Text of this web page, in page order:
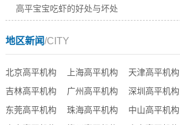
高平宝宝吃虾的好处与坏处
地区新闻/CITY
北京高平机构 上海高平机构 天津高平机构
吉林高平机构
广州高平机构 深圳高平机构
东莞高平机构
珠海高平机构 中山高平机构